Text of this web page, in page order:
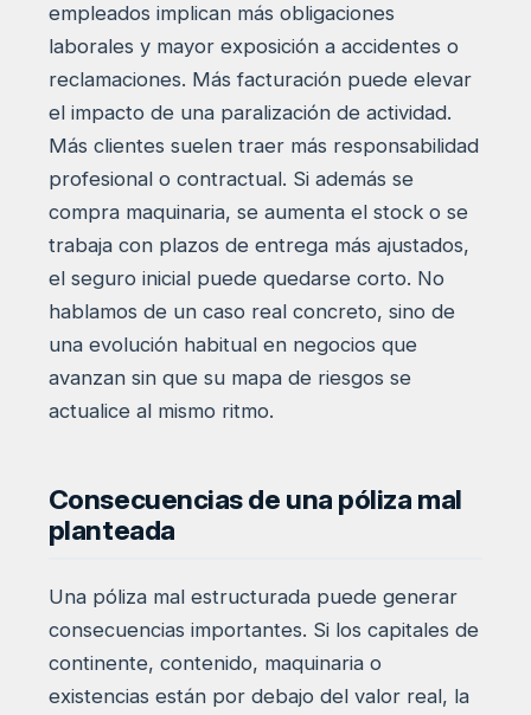
empleados implican más obligaciones
laborales y mayor exposición a accidentes o
reclamaciones. Más facturación puede elevar
el impacto de una paralización de actividad.
Más clientes suelen traer más responsabilidad
profesional o contractual. Si además se
compra maquinaria, se aumenta el stock o se
trabaja con plazos de entrega más ajustados,
el seguro inicial puede quedarse corto. No
hablamos de un caso real concreto, sino de
una evolución habitual en negocios que
avanzan sin que su mapa de riesgos se
actualice al mismo ritmo.
Consecuencias de una póliza mal
planteada
Una póliza mal estructurada puede generar
consecuencias importantes. Si los capitales de
continente, contenido, maquinaria o
existencias están por debajo del valor real, la